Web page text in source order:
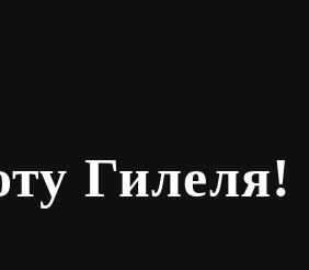
Гилеля!